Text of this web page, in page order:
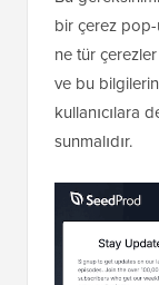
bir çerez
ne tür çerezler
ve bu bilgilerin
kullanıcılara
sunmalıdır.